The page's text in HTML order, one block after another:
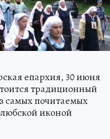
епархия, 30 июня
традиционный
самых почитаемых
иконой